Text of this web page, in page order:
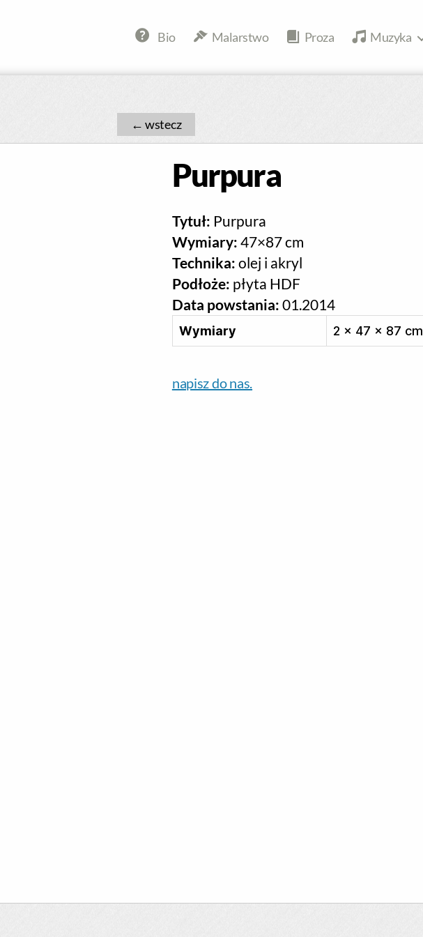
Bio Malarstwo Proza Muzyka
←
Purpura
Tytuł: Purpura
Wymiary: 47×87 cm
Technika: olej i akryl
Podłoże: płyta HDF
Data powstania: 01.2014
Wymiary 2 × 47 × 87 cm
napisz do nas.